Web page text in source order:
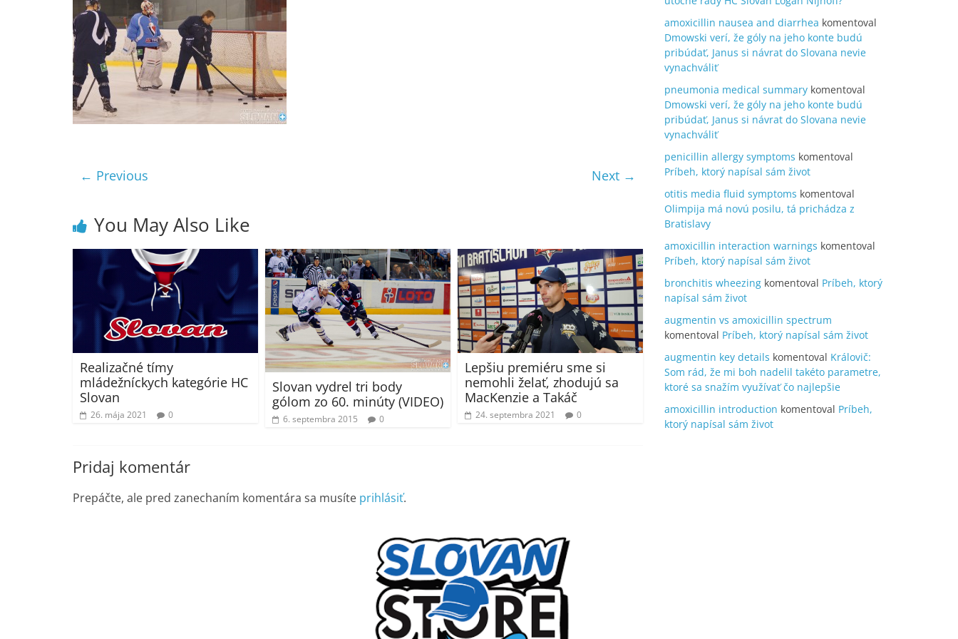
← Previous Next →
You May Also Like
Realizačné tímy
mládežníckych kategórie HC
Slovan
26. mája 2021 0
Slovan vydrel tri body
gólom zo 60. minúty (VIDEO)
6. septembra 2015 0
Lepšiu premiéru sme si
nemohli želať, zhodujú sa
MacKenzie a Takáč
24. septembra 2021 0
Pridaj komentár
Prepáčte, ale pred zanechaním komentára sa musíte prihlásiť.
amoxicillin nausea and diarrhea komentoval
Dmowski verí, že góly na jeho konte budú
pribúdať, Janus si návrat do Slovana nevie
vynachváliť
pneumonia medical summary komentoval
Dmowski verí, že góly na jeho konte budú
pribúdať, Janus si návrat do Slovana nevie
vynachváliť
penicillin allergy symptoms komentoval
Príbeh, ktorý napísal sám život
otitis media fluid symptoms komentoval
Olimpija má novú posilu, tá prichádza z
Bratislavy
amoxicillin interaction warnings komentoval
Príbeh, ktorý napísal sám život
bronchitis wheezing komentoval Príbeh, ktorý
napísal sám život
augmentin vs amoxicillin spectrum
komentoval Príbeh, ktorý napísal sám život
augmentin key details komentoval Královič:
Som rád, že mi boh nadelil takéto parametre,
ktoré sa snažím využívať čo najlepšie
amoxicillin introduction komentoval Príbeh,
ktorý napísal sám život